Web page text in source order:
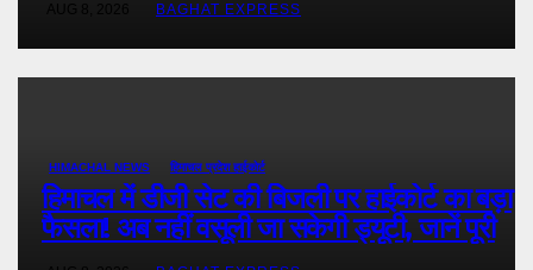
BAGHAT EXPRESS
HIMACHAL NEWS हिमाचल प्रदेश हाईकोर्ट
हिमाचल में डीजी सेट की बिजली पर हाईकोर्ट का बड़ा
फैसला! अब नहीं वसूली जा सकेगी ड्यूटी, जानें पूरी